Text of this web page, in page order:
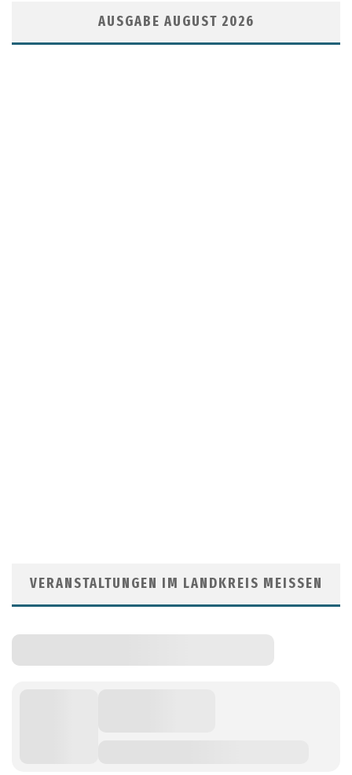
AUSGABE AUGUST 2026
VERANSTALTUNGEN IM LANDKREIS MEISSEN